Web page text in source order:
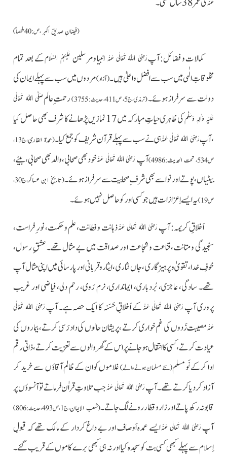
عَنْہ
(فیضانِ صدیق اکبر ،ص:40ملخصاً)
کمالات و فضائل: آپرَضِیَ اللہُ تَعَالٰی عَنْہ انبیا ومرسلین عَلَیْہِمُ السَّلَامکے بعد تمام
مخلوقاتِ الٰہی میں سب سے افضل و اعلیٰ ہیں۔(آزاد)مردوں میں سب سے پہلے ایمان کی
دولت سے سرفراز ہوئے۔(ترمذی،ج5، ص411، حدیث: 3755) رحمت ِعالمصَلَّی اللہُ تَعَالٰی
عَلَیْہِ وَاٰلِہٖ وَسَلَّم
کی ظاہری حیاتِ مبارکہ میں17 نمازیں پڑھانے کا شرف بھی حاصل کیا
،آپرَضِیَ اللہُ تَعَالٰی عَنْہہی نے سب سےپہلے قرآن شریف کو جمع کیا۔(عمدۃ القاری
،ج 13،
ص534،
تحت الحدیث: 4986) آپ رَضِیَ اللہُ تَعَالٰی عَنْہخود بھی صحابی، والد بھی صحابی، بیٹے،
بیٹیاں، پوتے اور نواسے بھی شرف ِصحابیت سے سرفراز ہوئے۔(تاریخِ ابن عساکر
،ج 30،
ص19)
یہ ایسے اِعزازات ہیں جو کسی اور کو حاصل نہیں ہوئے۔
اَخلاقِ کریمہ: آپ رَضِیَ اللہُ تَعَالٰی عَنْہذہانت و فطانت، علم و حکمت، نور ِ فراست،
سنجیدگی و متانت ،قناعت و شجاعت ا ور صداقت میں بے مثال تھے۔عشقِ رسول،
خوفِ خدا ،تقویٰ و پرہیز گاری ، جاں نثاری ،ایثار وقربانی اور پارسائی میں اپنی مثال آپ
تھے۔ سادگی، عاجزی، بُردباری، ایمانداری، نرم رَوی، رحم دلی، فیاضی اور غریب
پروری آپ رَضِیَ اللہُ تَعَالٰی عَنْہ کے اَخلاقِ حَسَنہ کا ایک حصہ ہے۔ آپ رَضِیَ اللہُ تَعَالٰی
عَنْہمصیبت زَدوں کی غم خواری کرتے ، پریشان حالوں کی داد رَسی کرتے، بیماروں کی
عیادت کرتے ، کسی کا انتقال ہوجانےپر اس کے گھر والوں سے تعزیت کرتے، ذاتی رقم
ادا کرکے نَو مسلم(نئے مسلمان ہونے والے)غلاموں کوان کے ظالم آقاؤں سے خرید کر
آزاد کردیا کرتے تھے۔ آپرَضِیَ اللہُ تَعَالٰی عَنْہجب تلاوتِ قراٰن فرماتے تو آنسوؤں پر
قابو نہ رکھ پاتے اور زارو قطار رونے لگ جاتے۔(شعب الایمان،ج1، ص493، حدیث:806)
آپ رَضِیَ اللہُ تَعَالٰی عَنْہایسے عمدہ اَوصاف اور بے داغ کردار کے مالک تھے کہ قبولِ
اِسلام سے پہلے کبھی کسی بت کو سجدہ کیا اور نہ ہی کبھی برے کاموں کے قریب گئے۔